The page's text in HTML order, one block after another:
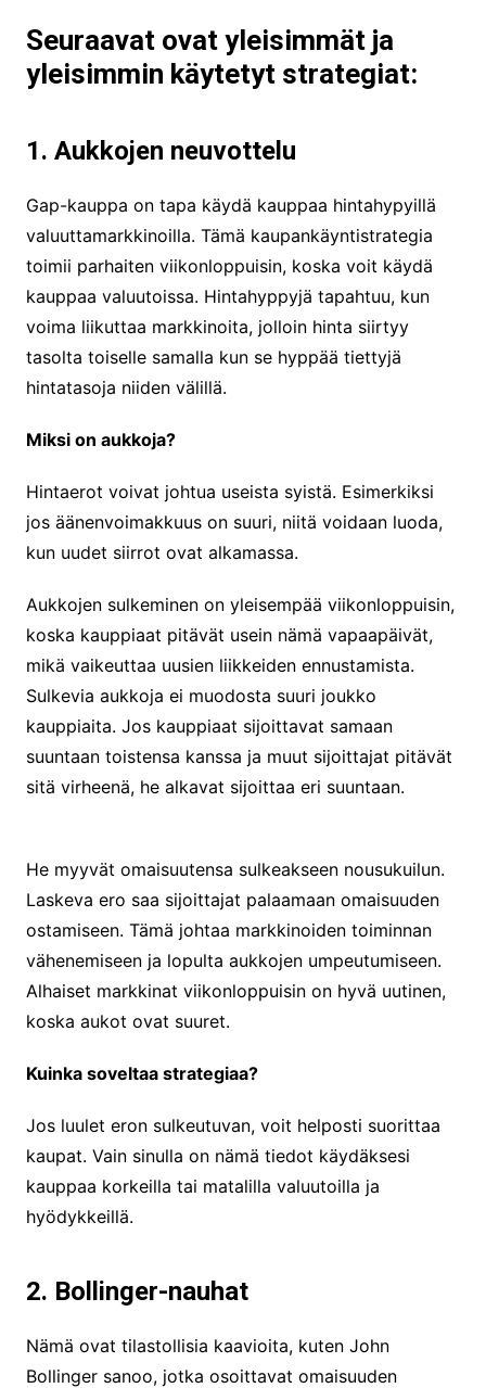
Seuraavat ovat yleisimmät ja
yleisimmin käytetyt strategiat:
1. Aukkojen neuvottelu
Gap-kauppa on tapa käydä kauppaa hintahypyillä
valuuttamarkkinoilla. Tämä kaupankäyntistrategia
toimii parhaiten viikonloppuisin, koska voit käydä
kauppaa valuutoissa. Hintahyppyjä tapahtuu, kun
voima liikuttaa markkinoita, jolloin hinta siirtyy
tasolta toiselle samalla kun se hyppää tiettyjä
hintatasoja niiden välillä.
Miksi on aukkoja?
Hintaerot voivat johtua useista syistä. Esimerkiksi
jos äänenvoimakkuus on suuri, niitä voidaan luoda,
kun uudet siirrot ovat alkamassa.
Aukkojen sulkeminen on yleisempää viikonloppuisin,
koska kauppiaat pitävät usein nämä vapaapäivät,
mikä vaikeuttaa uusien liikkeiden ennustamista.
Sulkevia aukkoja ei muodosta suuri joukko
kauppiaita. Jos kauppiaat sijoittavat samaan
suuntaan toistensa kanssa ja muut sijoittajat pitävät
sitä virheenä, he alkavat sijoittaa eri suuntaan.
He myyvät omaisuutensa sulkeakseen nousukuilun.
Laskeva ero saa sijoittajat palaamaan omaisuuden
ostamiseen. Tämä johtaa markkinoiden toiminnan
vähenemiseen ja lopulta aukkojen umpeutumiseen.
Alhaiset markkinat viikonloppuisin on hyvä uutinen,
koska aukot ovat suuret.
Kuinka soveltaa strategiaa?
Jos luulet eron sulkeutuvan, voit helposti suorittaa
kaupat. Vain sinulla on nämä tiedot käydäksesi
kauppaa korkeilla tai matalilla valuutoilla ja
hyödykkeillä.
2. Bollinger-nauhat
Nämä ovat tilastollisia kaavioita, kuten John
Bollinger sanoo, jotka osoittavat omaisuuden